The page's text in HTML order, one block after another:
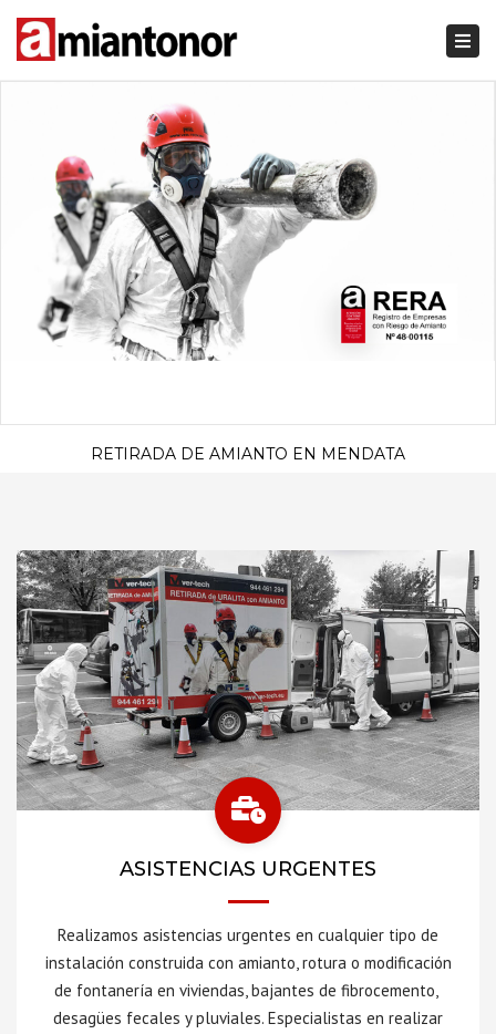
RETIRADA DE AMIANTO EN MENDATA
ASISTENCIAS URGENTES
Realizamos asistencias urgentes en cualquier tipo de
instalación construida con amianto, rotura o modificación
de fontanería en viviendas, bajantes de fibrocemento,
desagües fecales y pluviales. Especialistas en realizar